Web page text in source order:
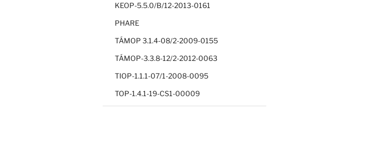
KEOP-5.5.0/B/12-2013-0161
PHARE
TÁMOP 3.1.4-08/2-2009-0155
TÁMOP-3.3.8-12/2-2012-0063
TIOP-1.1.1-07/1-2008-0095
TOP-1.4.1-19-CS1-00009